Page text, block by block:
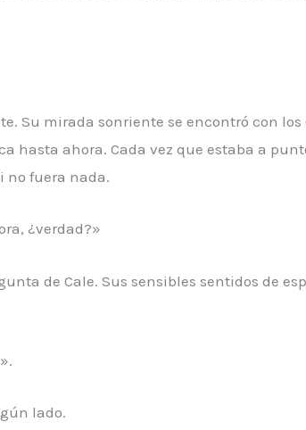
Su mirada sonriente se encontró con
hasta ahora. Cada vez que estaba a
no fuera nada.
¿verdad?»
de Cale. Sus sensibles sentidos de
lado.